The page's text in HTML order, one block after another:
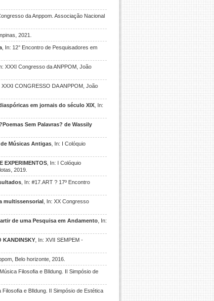
da Anppom. Associação Nacional
2021.
, In: 12° Encontro de Pesquisadores em
XXXI Congresso da ANPPOM, João
XXXI CONGRESSO DA ANPPOM, João
em jornais do século XIX , In:
Sem Palavras? de Wassily
Músicas Antigas , In: I Colóquio
EXPERIMENTOS , In: I Colóquio
2019.
, In: #17.ART ? 17º Encontro
multissensorial , In: XX Congresso
de uma Pesquisa em Andamento , In:
KANDINSKY , In: XVII SEMPEM -
Belo horizonte, 2016.
Música Filosofia e BIldung. II Simpósio de
Filosofia e BIldung. II Simpósio de Estética